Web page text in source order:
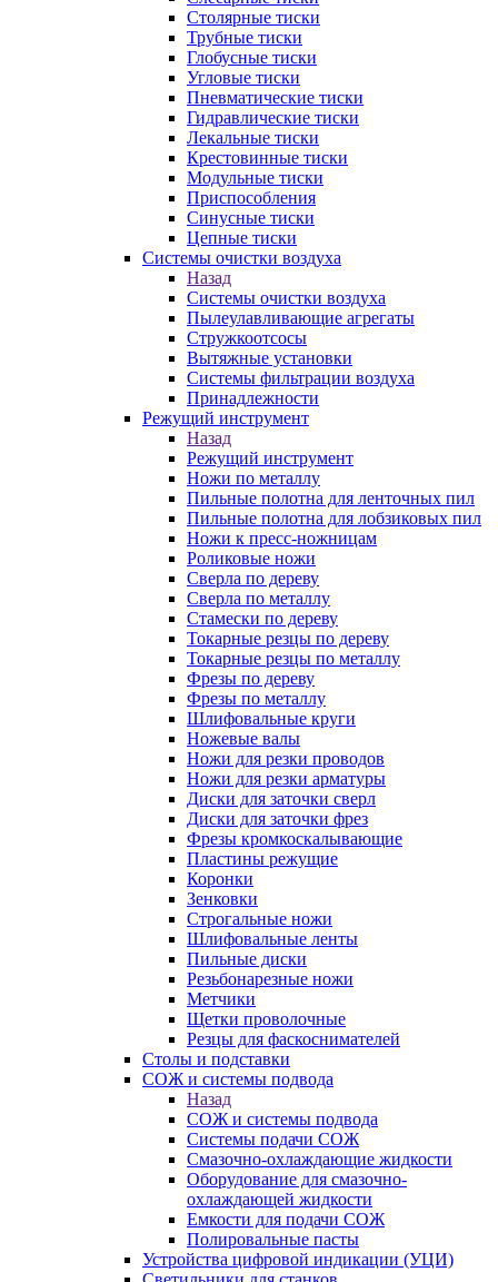
Столярные тиски
Трубные тиски
Глобусные тиски
Угловые тиски
Пневматические тиски
Гидравлические тиски
Лекальные тиски
Крестовинные тиски
Модульные тиски
Приспособления
Синусные тиски
Цепные тиски
Системы очистки воздуха
Назад
Системы очистки воздуха
Пылеулавливающие агрегаты
Стружкоотсосы
Вытяжные установки
Системы фильтрации воздуха
Принадлежности
Режущий инструмент
Назад
Режущий инструмент
Ножи по металлу
Пильные полотна для ленточных пил
Пильные полотна для лобзиковых пил
Ножи к пресс-ножницам
Роликовые ножи
Сверла по дереву
Сверла по металлу
Стамески по дереву
Токарные резцы по дереву
Токарные резцы по металлу
Фрезы по дереву
Фрезы по металлу
Шлифовальные круги
Ножевые валы
Ножи для резки проводов
Ножи для резки арматуры
Диски для заточки сверл
Диски для заточки фрез
Фрезы кромкоскалывающие
Пластины режущие
Коронки
Зенковки
Строгальные ножи
Шлифовальные ленты
Пильные диски
Резьбонарезные ножи
Метчики
Щетки проволочные
Резцы для фаскоснимателей
Столы и подставки
СОЖ и системы подвода
Назад
СОЖ и системы подвода
Системы подачи СОЖ
Смазочно-охлаждающие жидкости
Оборудование для смазочно-
охлаждающей жидкости
Емкости для подачи СОЖ
Полировальные пасты
Устройства цифровой индикации (УЦИ)